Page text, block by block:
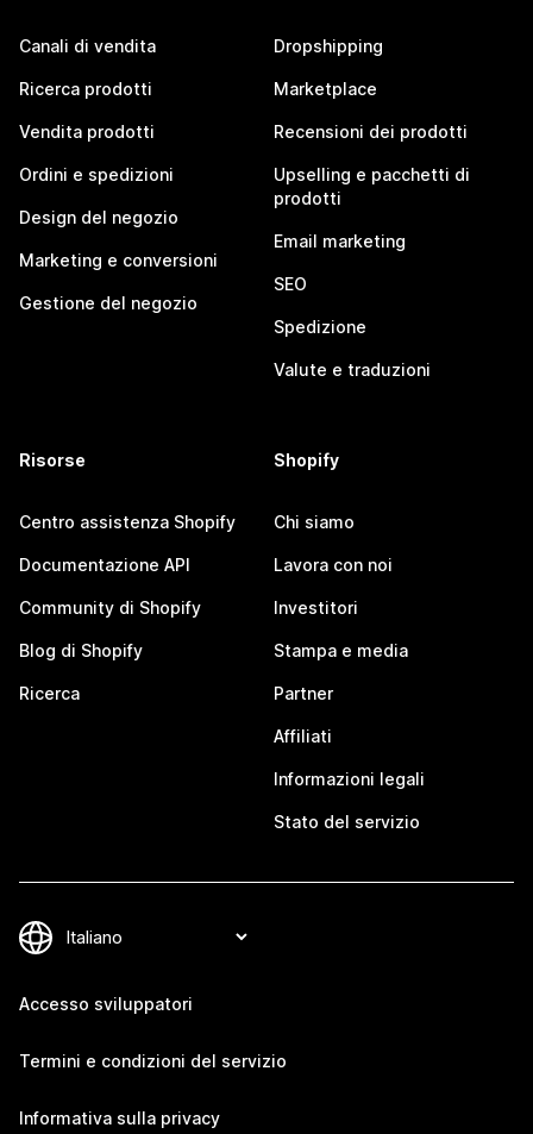
Canali di vendita
Ricerca prodotti
Vendita prodotti
Ordini e spedizioni
Design del negozio
Marketing e conversioni
Gestione del negozio
Dropshipping
Marketplace
Recensioni dei prodotti
Upselling e pacchetti di
prodotti
Email marketing
SEO
Spedizione
Valute e traduzioni
Risorse
Centro assistenza Shopify
Documentazione API
Community di Shopify
Blog di Shopify
Ricerca
Shopify
Chi siamo
Lavora con noi
Investitori
Stampa e media
Partner
Affiliati
Informazioni legali
Stato del servizio
Accesso sviluppatori
Termini e condizioni del servizio
Informativa sulla privacy